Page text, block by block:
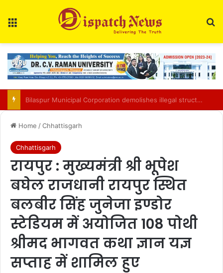
Chhattisgarh food safety team finds two of three paneer samples sub-standard in Raipur
Home /Chhattisgarh
Chhattisgarh
रायपुर : मुख्यमंत्री श्री भूपेश
बघेल राजधानी रायपुर स्थित
बलबीर सिंह जुनेजा इण्डोर
स्टेडियम में अयोजित 108 पोथी
श्रीमद भागवत कथा ज्ञान यज्ञ
सप्ताह में शामिल हुए